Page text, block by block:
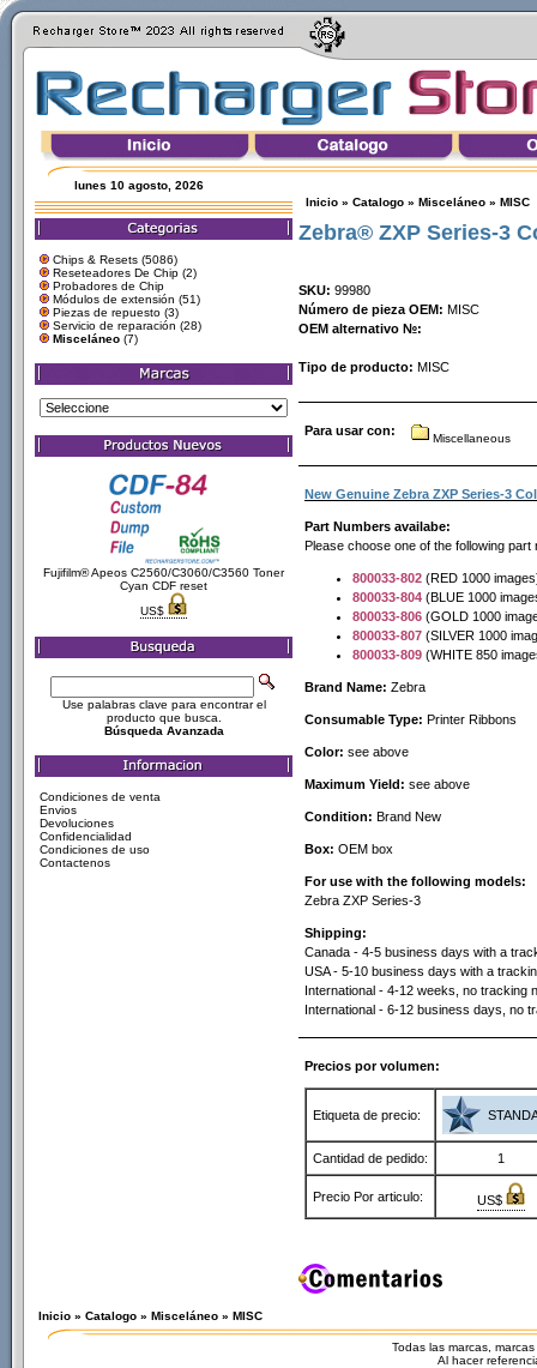
lunes 10 agosto, 2026
Chips & Resets (5086)
Reseteadores De Chip (2)
Probadores de Chip
Módulos de extensión (51)
Piezas de repuesto (3)
Servicio de reparación (28)
Misceláneo (7)
Fujifilm® Apeos C2560/C3060/C3560 Toner
Cyan CDF reset
US$
Use palabras clave para encontrar el
producto que busca.
Búsqueda Avanzada
Condiciones de venta
Envios
Devoluciones
Confidencialidad
Condiciones de uso
Contactenos
Inicio » Catalogo » Misceláneo » MISC
Zebra® ZXP Series-3
SKU: 99980
Número de pieza OEM: MISC
OEM alternativo №:
Tipo de producto: MISC
Para usar con:
Miscellaneous
New Genuine Zebra ZXP Series-3
Part Numbers availabe:
Please choose one of the following
800033-802 (RED 1000
800033-804 (BLUE 1000
800033-806 (GOLD 1000
800033-807 (SILVER 1000
800033-809 (WHITE 850
Brand Name: Zebra
Consumable Type: Printer Ribbons
Color: see above
Maximum Yield: see above
Condition: Brand New
Box: OEM box
For use with the following models:
Zebra ZXP Series-3
Shipping:
Canada - 4-5 business days with a
USA - 5-10 business days with a
International - 4-12 weeks, no tracking
International - 6-12 business days, no
Precios por volumen:
Etiqueta de precio:
Cantidad de pedido: 1
Precio Por articulo: US$
Inicio » Catalogo » Misceláneo » MISC
Todas las marcas,
Al hacer